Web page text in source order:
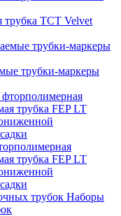
трубка TCT Velvet
трубки-маркеры
трубка FEP LT
Наборы